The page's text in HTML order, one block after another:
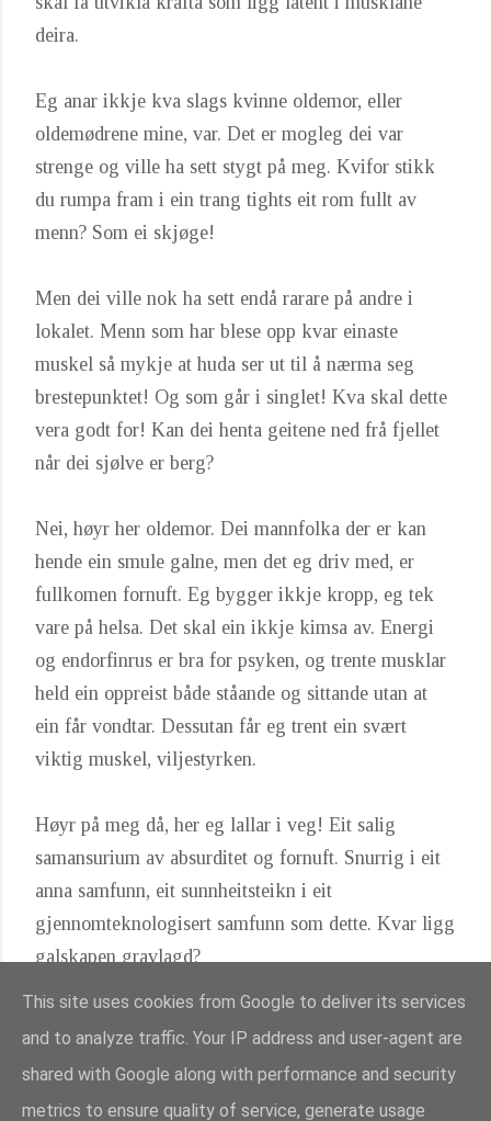
deira.
Eg anar ikkje kva slags kvinne oldemor, eller
oldemødrene mine, var. Det er mogleg dei var
strenge og ville ha sett stygt på meg. Kvifor stikk
du rumpa fram i ein trang tights eit rom fullt av
menn? Som ei skjøge!
Men dei ville nok ha sett endå rarare på andre i
lokalet. Menn som har blese opp kvar einaste
muskel så mykje at huda ser ut til å nærma seg
brestepunktet! Og som går i singlet! Kva skal dette
vera godt for! Kan dei henta geitene ned frå fjellet
når dei sjølve er berg?
Nei, høyr her oldemor. Dei mannfolka der er kan
hende ein smule galne, men det eg driv med, er
fullkomen fornuft. Eg bygger ikkje kropp, eg tek
vare på helsa. Det skal ein ikkje kimsa av. Energi
og endorfinrus er bra for psyken, og trente musklar
held ein oppreist både ståande og sittande utan at
ein får vondtar. Dessutan får eg trent ein svært
viktig muskel, viljestyrken.
Høyr på meg då, her eg lallar i veg! Eit salig
samansurium av absurditet og fornuft. Snurrig i eit
anna samfunn, eit sunnheitsteikn i eit
gjennomteknologisert samfunn som dette. Kvar ligg
galskapen gravlagd?
Del
Labels: Samfunn
This site uses cookies from Google to deliver its services
and to analyze traffic. Your IP address and user-agent are
shared with Google along with performance and security
metrics to ensure quality of service, generate usage